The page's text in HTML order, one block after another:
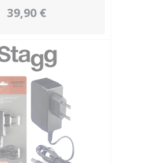
39,90 €